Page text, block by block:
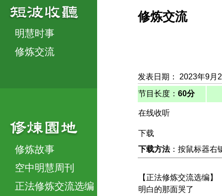
明慧时事
修炼交流
修炼故事
空中明慧周刊
正法修炼交流选编
修炼交流
发表日期： 2023年9月
节目长度： 60分
在线收听
下载
下载方法：按鼠标器右
【正法修炼交流选编】
明白的那面哭了